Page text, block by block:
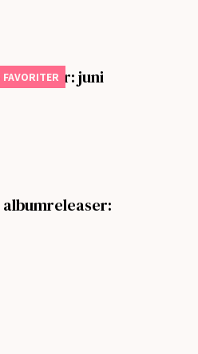
låtar: juni
albumreleaser: